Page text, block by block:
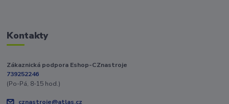
Kontakty
Zákaznická podpora Eshop-CZnastroje
739252246
(Po-Pá, 8-15 hod.)
cznastroje@atlas.cz